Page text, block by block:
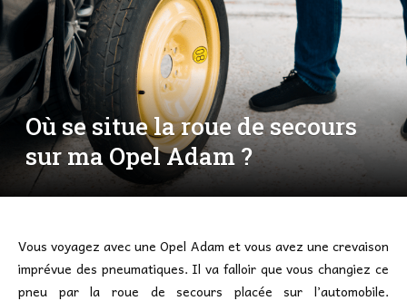
Où se situe la roue de secours
sur ma Opel Adam ?
Vous voyagez avec une Opel Adam et vous avez une crevaison
imprévue des pneumatiques. Il va falloir que vous changiez ce
pneu par la roue de secours placée sur l’automobile.